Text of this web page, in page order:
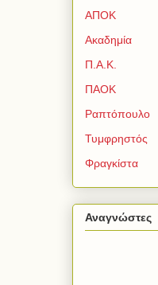
ΑΠΟΚ
Ακαδημία
Π.Α.Κ.
ΠΑΟΚ
Ραπτόπουλο
Τυμφρηστός
Φραγκίστα
Αναγνώστες